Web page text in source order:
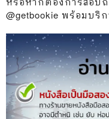
@getbookie พร้อมบริ